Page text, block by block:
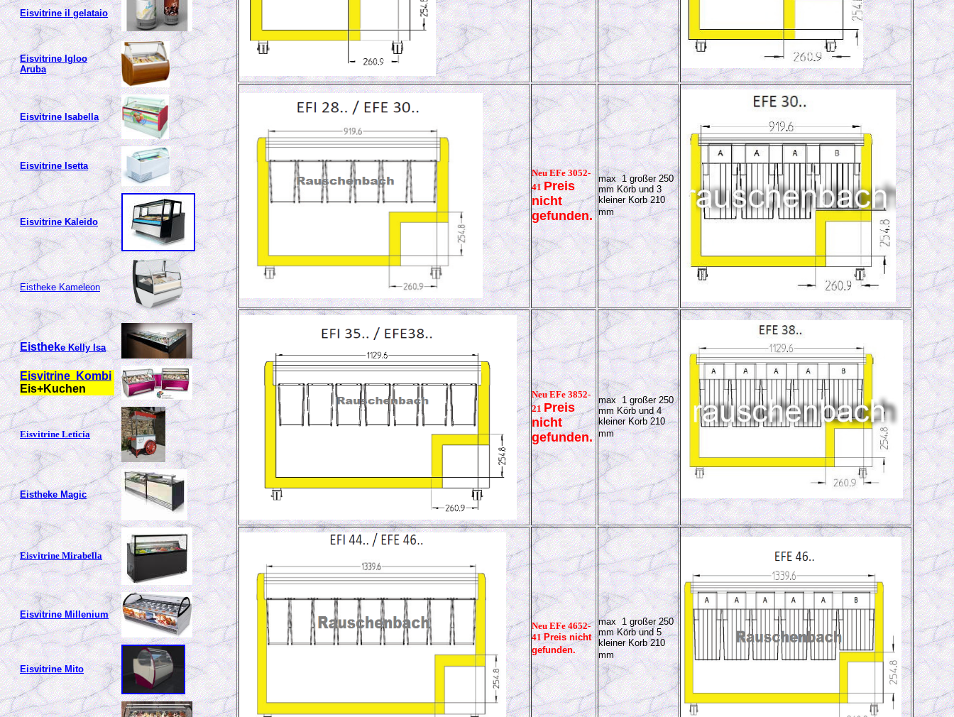
Eisvitrine il gelataio
Eisvitrine Igloo
Aruba
Eisvitrine Isabella
Eisvitrine Isetta
Eisvitrine Kaleido
Eistheke Kameleon
EisthekeKelly Isa
Eisvitrine Kombi
Eis+Kuchen
Eisvitrine Leticia
Eistheke Magic
Eisvitrine Mirabella
Eisvitrine Millenium
Eisvitrine Mito
Neu EFe 3052-
41Preis
nicht
gefunden.
max 1 großer 250
mm Körb und 3
kleiner Korb 210
mm
Neu EFe 3852-
21Preis
nicht
gefunden.
max 1 großer 250
mm Körb und 4
kleiner Korb 210
mm
Neu EFe 4652-
41Preis nicht
gefunden.
max 1 großer 250
mm Körb und 5
kleiner Korb 210
mm